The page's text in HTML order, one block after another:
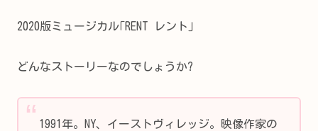
2020版ミュージカル｢RENT レント｣
どんなストーリーなのでしょうか?
1991年。NY、イーストヴィレッジ。映像作家の